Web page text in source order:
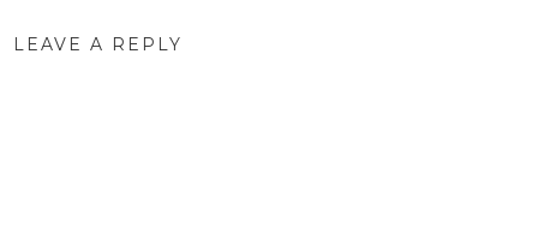
LEAVE A REPLY